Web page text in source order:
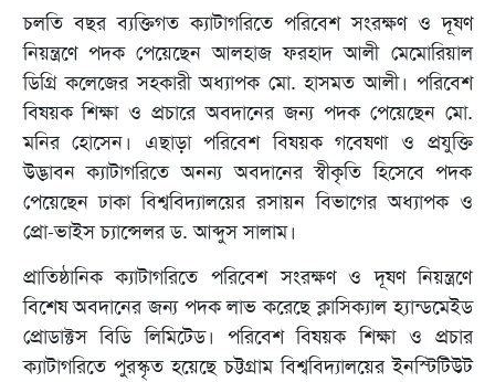
চলতি বছর ব্যক্তিগত ক্যাটাগরিতে পরিবেশ সংরক্ষণ ও দূষণ
নিয়ন্ত্রণে পদক পেয়েছেন আলহাজ ফরহাদ আলী মেমোরিয়াল
ডিগ্রি কলেজের সহকারী অধ্যাপক মো. হাসমত আলী। পরিবেশ
বিষয়ক শিক্ষা ও প্রচারে অবদানের জন্য পদক পেয়েছেন মো.
মনির হোসেন। এছাড়া পরিবেশ বিষয়ক গবেষণা ও প্রযুক্তি
উদ্ভাবন ক্যাটাগরিতে অনন্য অবদানের স্বীকৃতি হিসেবে পদক
পেয়েছেন ঢাকা বিশ্ববিদ্যালয়ের রসায়ন বিভাগের অধ্যাপক ও
প্রো-ভাইস চ্যান্সেলর ড. আব্দুস সালাম।
প্রাতিষ্ঠানিক ক্যাটাগরিতে পরিবেশ সংরক্ষণ ও দূষণ নিয়ন্ত্রণে
বিশেষ অবদানের জন্য পদক লাভ করেছে ক্লাসিক্যাল হ্যান্ডমেইড
প্রোডাক্টস বিডি লিমিটেড। পরিবেশ বিষয়ক শিক্ষা ও প্রচার
ক্যাটাগরিতে পুরস্কৃত হয়েছে চট্টগ্রাম বিশ্ববিদ্যালয়ের ইনস্টিটিউট